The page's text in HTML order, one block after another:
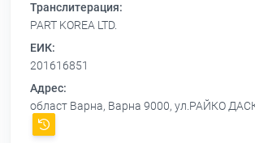
Транслитерация:
PART KOREA LTD.
ЕИК:
201616851
Адрес:
област Варна, Варна 9000, ул.РАЙКО